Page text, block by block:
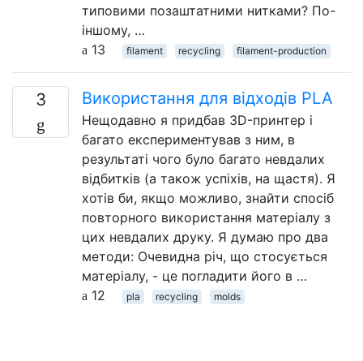
типовими позаштатними нитками? По-
іншому, …
13
filament recycling filament-production
3 Використання для відходів PLA
Нещодавно я придбав 3D-принтер і
багато експериментував з ним, в
результаті чого було багато невдалих
відбитків (а також успіхів, на щастя). Я
хотів би, якщо можливо, знайти спосіб
повторного використання матеріалу з
цих невдалих друку. Я думаю про два
методи: Очевидна річ, що стосується
матеріалу, - це погладити його в …
12
pla recycling molds